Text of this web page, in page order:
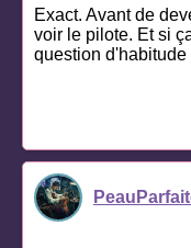
Exact. Avant de
voir le pilote. Et si
question d'habitude